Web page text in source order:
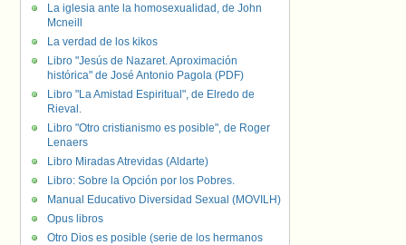
La iglesia ante la homosexualidad, de John
Mcneill
La verdad de los kikos
Libro "Jesús de Nazaret. Aproximación
histórica" de José Antonio Pagola (PDF)
Libro "La Amistad Espiritual", de Elredo de
Rieval.
Libro "Otro cristianismo es posible", de Roger
Lenaers
Libro Miradas Atrevidas (Aldarte)
Libro: Sobre la Opción por los Pobres.
Manual Educativo Diversidad Sexual (MOVILH)
Opus libros
Otro Dios es posible (serie de los hermanos